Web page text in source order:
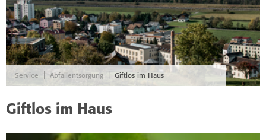
Service Abfallentsorgung Giftlos im Haus
Giftlos im Haus